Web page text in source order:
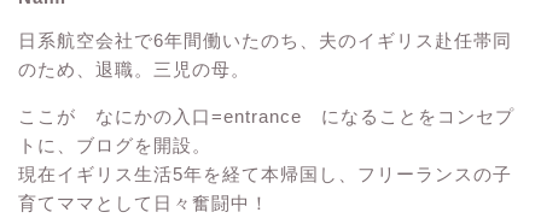
日系航空会社で6年間働いたのち、夫のイギリス赴任帯同
のため、退職。三児の母。
ここが なにかの入口=entrance になることをコンセプ
トに、ブログを開設。
現在イギリス生活5年を経て本帰国し、フリーランスの子
育てママとして日々奮闘中！
イギリス生活Tips
子連れ海外旅行